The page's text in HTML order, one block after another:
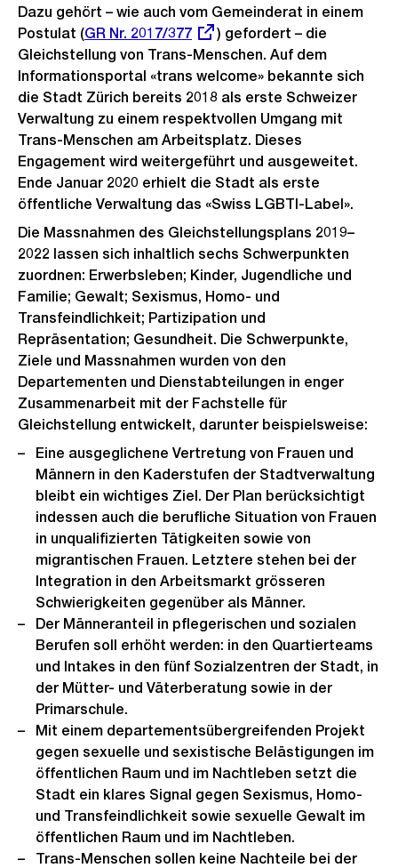
Dazu gehört – wie auch vom Gemeinderat in einem
Postulat (Externer
Link:
GR Nr. 2017/377
) gefordert – die
Gleichstellung von Trans-Menschen. Auf dem
Informationsportal «trans welcome» bekannte sich
die Stadt Zürich bereits 2018 als erste Schweizer
Verwaltung zu einem respektvollen Umgang mit
Trans-Menschen am Arbeitsplatz. Dieses
Engagement wird weitergeführt und ausgeweitet.
Ende Januar 2020 erhielt die Stadt als erste
öffentliche Verwaltung das «Swiss LGBTI-Label».
Die Massnahmen des Gleichstellungsplans 2019–
2022 lassen sich inhaltlich sechs Schwerpunkten
zuordnen: Erwerbsleben; Kinder, Jugendliche und
Familie; Gewalt; Sexismus, Homo- und
Transfeindlichkeit; Partizipation und
Repräsentation; Gesundheit. Die Schwerpunkte,
Ziele und Massnahmen wurden von den
Departementen und Dienstabteilungen in enger
Zusammenarbeit mit der Fachstelle für
Gleichstellung entwickelt, darunter beispielsweise:
Eine ausgeglichene Vertretung von Frauen und
Männern in den Kaderstufen der Stadtverwaltung
bleibt ein wichtiges Ziel. Der Plan berücksichtigt
indessen auch die berufliche Situation von Frauen
in unqualifizierten Tätigkeiten sowie von
migrantischen Frauen. Letztere stehen bei der
Integration in den Arbeitsmarkt grösseren
Schwierigkeiten gegenüber als Männer.
Der Männeranteil in pflegerischen und sozialen
Berufen soll erhöht werden: in den Quartierteams
und Intakes in den fünf Sozialzentren der Stadt, in
der Mütter- und Väterberatung sowie in der
Primarschule.
Mit einem departementsübergreifenden Projekt
gegen sexuelle und sexistische Belästigungen im
öffentlichen Raum und im Nachtleben setzt die
Stadt ein klares Signal gegen Sexismus, Homo-
und Transfeindlichkeit sowie sexuelle Gewalt im
öffentlichen Raum und im Nachtleben.
Trans-Menschen sollen keine Nachteile bei der